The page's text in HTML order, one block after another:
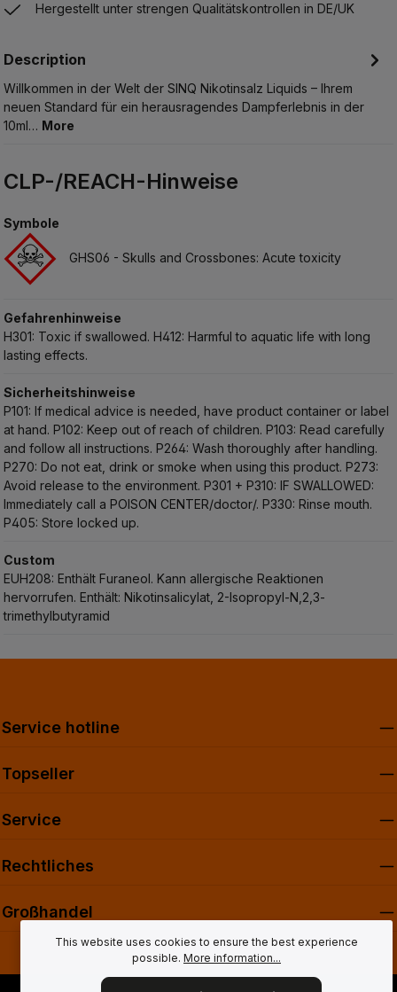
Hergestellt unter strengen Qualitätskontrollen in DE/UK
Description
Willkommen in der Welt der SINQ Nikotinsalz Liquids – Ihrem
neuen Standard für ein herausragendes Dampferlebnis in der
10ml… More
CLP-/REACH-Hinweise
Symbole
GHS06 - Skulls and Crossbones: Acute toxicity
Gefahrenhinweise
H301: Toxic if swallowed.H412: Harmful to aquatic life with long
lasting effects.
Sicherheitshinweise
P101: If medical advice is needed, have product container or label
at hand.P102: Keep out of reach of children.P103: Read carefully
and follow all instructions.P264: Wash thoroughly after handling.
P270: Do not eat, drink or smoke when using this product.P273:
Avoid release to the environment.P301 + P310: IF SWALLOWED:
Immediately call a POISON CENTER/doctor/.P330: Rinse mouth.
P405: Store locked up.
Custom
EUH208: Enthält Furaneol. Kann allergische Reaktionen
hervorrufen.Enthält: Nikotinsalicylat, 2-Isopropyl-N,2,3-
trimethylbutyramid
Service hotline
Topseller
Service
Rechtliches
Großhandel
This website uses cookies to ensure the best experience
possible. More information...